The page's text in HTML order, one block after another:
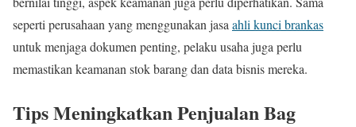
seperti perusahaan yang menggunakan jasa ahli kunci brankas
untuk menjaga dokumen penting, pelaku usaha juga perlu
memastikan keamanan stok barang dan data bisnis mereka.
Tips Meningkatkan Penjualan Bag